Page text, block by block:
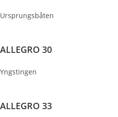
Ursprungsbåten
ALLEGRO 30
Yngstingen
ALLEGRO 33